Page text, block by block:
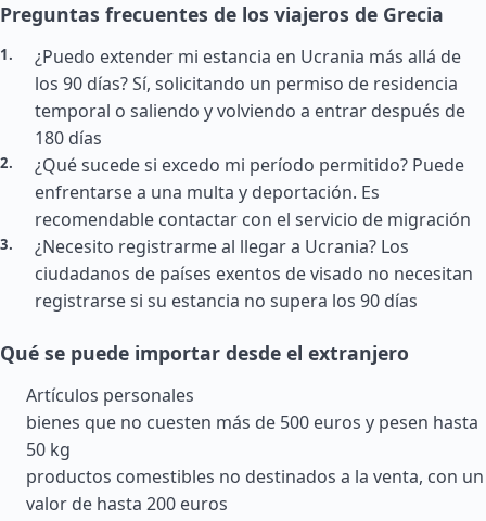
Preguntas frecuentes de los viajeros de Grecia
¿Puedo extender mi estancia en Ucrania más allá de
los 90 días? Sí, solicitando un permiso de residencia
temporal o saliendo y volviendo a entrar después de
180 días
¿Qué sucede si excedo mi período permitido? Puede
enfrentarse a una multa y deportación. Es
recomendable contactar con el servicio de migración
¿Necesito registrarme al llegar a Ucrania? Los
ciudadanos de países exentos de visado no necesitan
registrarse si su estancia no supera los 90 días
Qué se puede importar desde el extranjero
Artículos personales
bienes que no cuesten más de 500 euros y pesen hasta
50 kg
productos comestibles no destinados a la venta, con un
valor de hasta 200 euros